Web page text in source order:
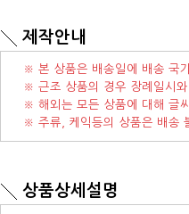
제작안내
※ 본 상품은 배송일에 배송 국
※ 근조 상품의 경우 장례일시
※ 해외는 모든 상품에 대해 글
※ 주류, 케익등의 상품은 배송
상품상세설명